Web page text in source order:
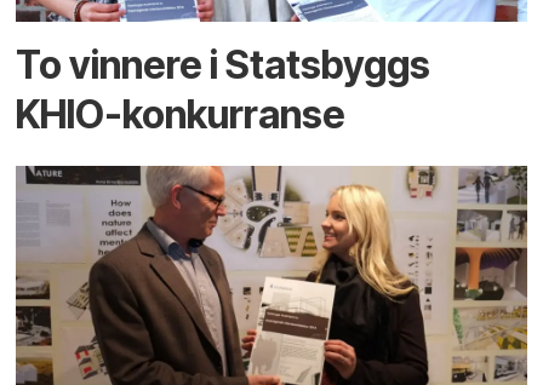
To vinnere i Statsbyggs
KHIO-konkurranse